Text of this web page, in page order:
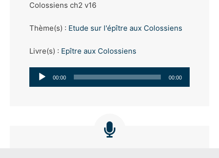
Colossiens ch2 v16
Thème(s) : Etude sur l'épître aux Colossiens
Livre(s) : Epître aux Colossiens
Lecteur
00:00 00:00